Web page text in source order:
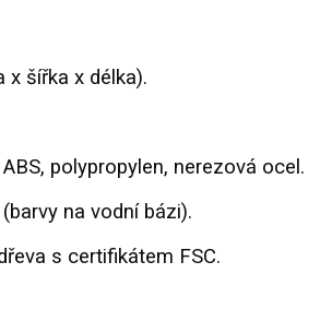
x šířka x délka).
polypropylen, nerezová ocel.
na vodní bázi).
s certifikátem FSC.